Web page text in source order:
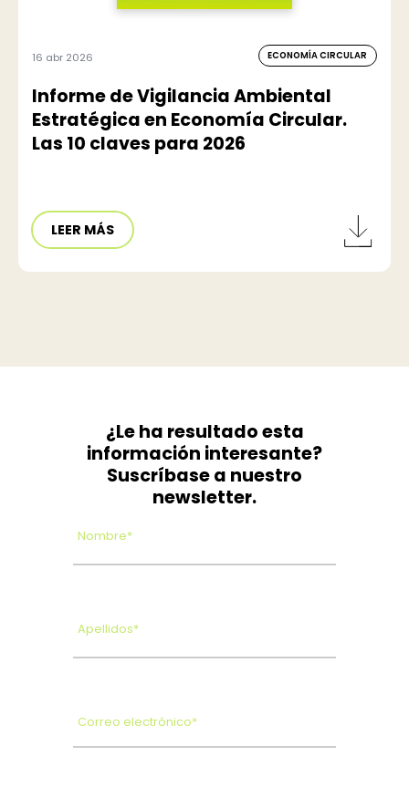
16 abr 2026 ECONOMÍA CIRCULAR
Informe de Vigilancia Ambiental
Estratégica en Economía Circular.
Las 10 claves para 2026
LEER MÁS
¿Le ha resultado esta
información interesante?
Suscríbase a nuestro
newsletter.
Nombre*
Apellidos*
Correo electrónico*